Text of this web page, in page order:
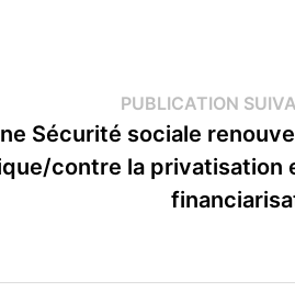
PUBLICATION
Sécurité sociale
contre la privatisation